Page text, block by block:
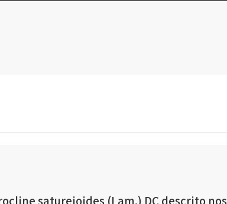
satureioides (Lam.) DC descrito nos